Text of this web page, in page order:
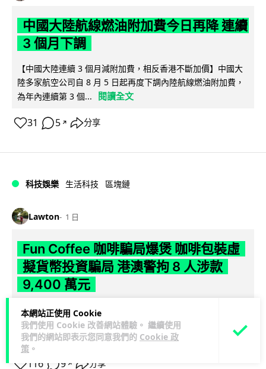
本網站正使用 Cookie
我們使用 Cookie 改善網站體驗。 繼續使用
我們的網站即表示您同意我們的 Cookie 政
策 。
中國大陸航線燃油附加費今日再降 連續
3 個月下調
【中國大陸連續 3 個月減附加費，相反香港不斷加價】中國大
陸多家航空公司自 8 月 5 日起再度下調內陸航線燃油附加費，
為年內連續第 3 個...
閱讀全文
31 5 ↗ 分享
科技娛樂 生活科技 區塊鏈
Lawton 1 日
Fun Coffee 咖啡騙局爆煲 咖啡包裝虛
擬貨幣投資騙局 港澳警拘 8 人涉款
9,400 萬元
香港警方聯同澳門司警搗破以養生咖啡生意包裝的虛擬貨幣投
資騙局 Fun Coffee，兩地共拘捕 8 人，接獲逾 200 宗舉報，涉
款 9,4... 閱讀全文
116 9 ↗ 分享